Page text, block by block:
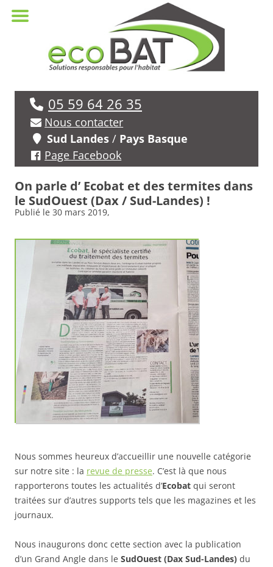
05 59 64 26 35
Nous contacter
Sud Landes / Pays Basque
Page Facebook
On parle d’ Ecobat et des termites dans
le SudOuest (Dax / Sud-Landes) !
Publié le 30 mars 2019,
Nous sommes heureux d’accueillir une nouvelle catégorie
sur notre site : la revue de presse. C’est là que nous
rapporterons toutes les actualités d’Ecobat qui seront
traitées sur d’autres supports tels que les magazines et les
journaux.
Nous inaugurons donc cette section avec la publication
d’un Grand Angle dans le SudOuest (Dax Sud-Landes) du